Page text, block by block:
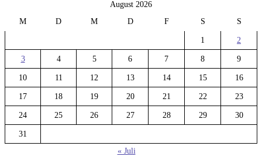
August 2026
M
D M D F S S
1 2
3 4 5 6 7 8 9
10 11 12 13 14 15 16
17 18 19 20 21 22 23
24 25 26 27 28 29 30
31
« Juli